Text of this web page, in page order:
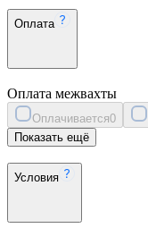
Оплата
Оплата межвахты
Оплачивается0
Показать ещё
Условия